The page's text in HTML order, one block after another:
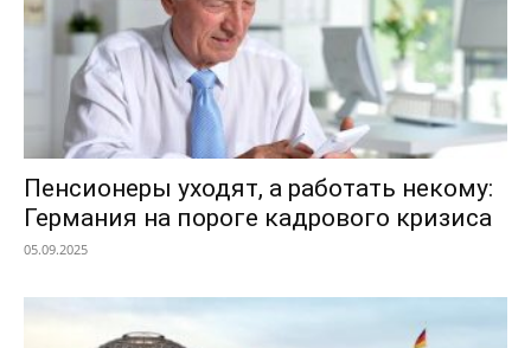
Пенсионеры уходят, а работать некому:
Германия на пороге кадрового кризиса
05.09.2025